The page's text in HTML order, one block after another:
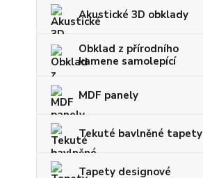
Akustické 3D obklady
Obklad z přírodního
kamene samolepící
MDF panely
Tekuté bavlněné tapety
Tapety designové